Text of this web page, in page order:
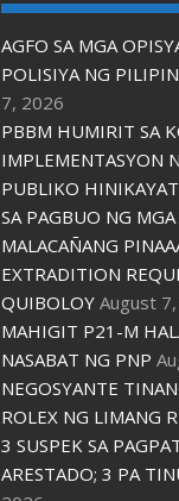
AGFO SA MGA
POLISIYA NG
7, 2026
PBBM HUMIRIT SA
IMPLEMENTASYON
PUBLIKO
SA PAGBUO NG MGA
MALACAÑANG
EXTRADITION
QUIBOLOY August
MAHIGIT P21-M
NASABAT NG PNP
NEGOSYANTE
ROLEX NG LIMANG
3 SUSPEK SA
ARESTADO; 3 PA